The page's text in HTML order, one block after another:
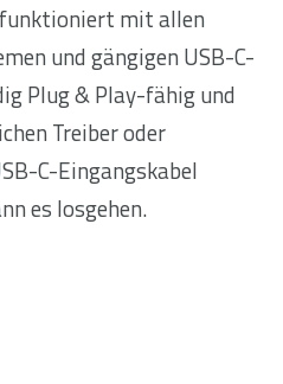
mit allen
und gängigen USB-C-
Plug & Play-fähig und
Treiber oder
C-Eingangskabel
es losgehen.